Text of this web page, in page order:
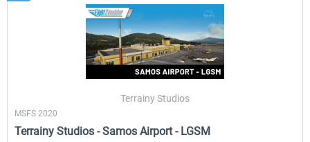
Terrainy Studios
MSFS 2020
Terrainy Studios - Samos Airport - LGSM